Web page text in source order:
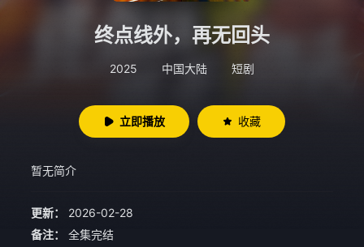
终点线外，再无回头
2025 中国大陆 短剧
立即播放 收藏
暂无简介
更新：
2026-02-28
备注：
全集完结